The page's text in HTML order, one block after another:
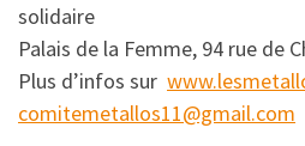
solidaire
Palais de la Femme, 94 rue de
Plus d’infos sur
comitemetallos11@gmail.com